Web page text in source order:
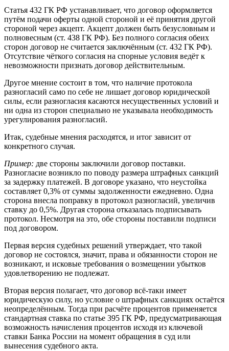
Статья 432 ГК РФ устанавливает, что договор оформляется
путём подачи оферты одной стороной и её принятия другой
стороной через акцепт. Акцепт должен быть безусловным и
полновесным (ст. 438 ГК РФ). Без полного согласия обеих
сторон договор не считается заключённым (ст. 432 ГК РФ).
Отсутствие чёткого согласия на спорные условия ведёт к
невозможности признать договор действительным.
Другое мнение состоит в том, что наличие протокола
разногласий само по себе не лишает договор юридической
силы, если разногласия касаются несущественных условий и
ни одна из сторон специально не указывала необходимость
урегулирования разногласий.
Итак, судебные мнения расходятся, и итог зависит от
конкретного случая.
Пример: две стороны заключили договор поставки.
Разногласие возникло по поводу размера штрафных санкций
за задержку платежей. В договоре указано, что неустойка
составляет 0,3% от суммы задолженности ежедневно. Одна
сторона внесла поправку в протокол разногласий, увеличив
ставку до 0,5%. Другая сторона отказалась подписывать
протокол. Несмотря на это, обе стороны поставили подписи
под договором.
Первая версия судебных решений утверждает, что такой
договор не состоялся, значит, права и обязанности сторон не
возникают, и исковые требования о возмещении убытков
удовлетворению не подлежат.
Вторая версия полагает, что договор всё-таки имеет
юридическую силу, но условие о штрафных санкциях остаётся
неопределённым. Тогда при расчёте процентов применяется
стандартная ставка по статье 395 ГК РФ, предусматривающая
возможность начисления процентов исходя из ключевой
ставки Банка России на момент обращения в суд или
вынесения судебного акта.